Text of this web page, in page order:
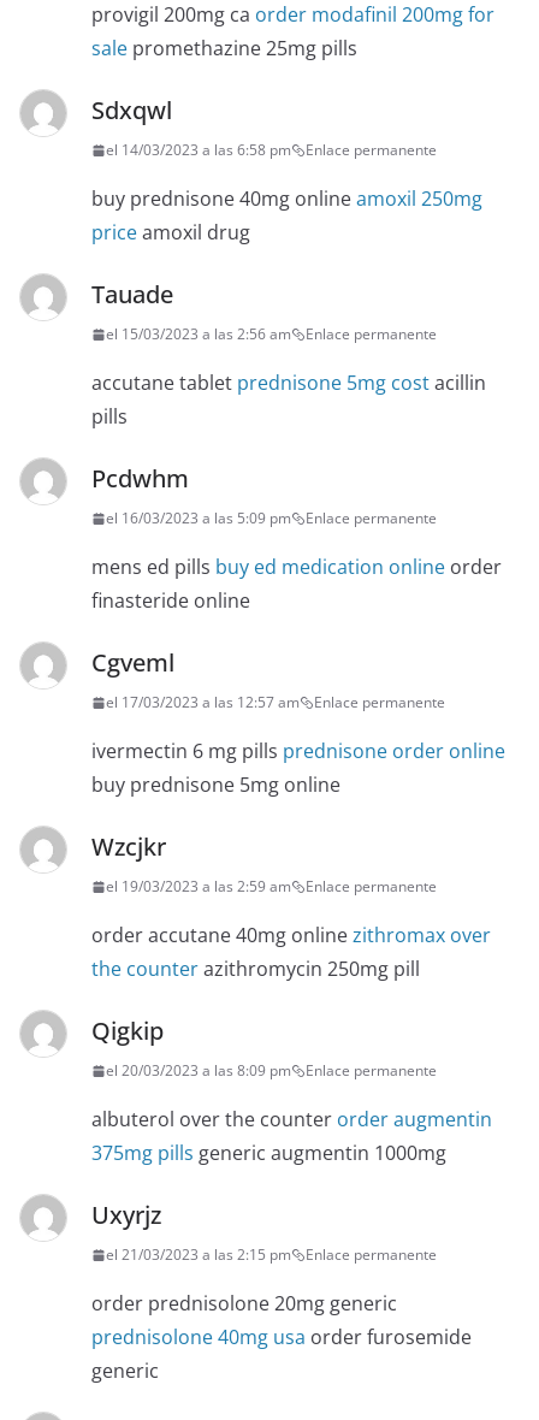
provigil 200mg ca order modafinil 200mg for
sale promethazine 25mg pills
Sdxqwl
el 14/03/2023 a las 6:58 pm Enlace permanente
buy prednisone 40mg onlineamoxil 250mg
priceamoxil drug
Tauade
el 15/03/2023 a las 2:56 am Enlace permanente
accutane tablet prednisone 5mg costacillin
pills
Pcdwhm
el 16/03/2023 a las 5:09 pm Enlace permanente
mens ed pills buy ed medication online order
finasteride online
Cgveml
el 17/03/2023 a las 12:57 am Enlace permanente
ivermectin 6 mg pills prednisone order online
buy prednisone 5mg online
Wzcjkr
el 19/03/2023 a las 2:59 am Enlace permanente
order accutane 40mg onlinezithromax over
the counterazithromycin 250mg pill
Qigkip
el 20/03/2023 a las 8:09 pm Enlace permanente
albuterol over the counter order augmentin
375mg pills generic augmentin 1000mg
Uxyrjz
el 21/03/2023 a las 2:15 pm Enlace permanente
order prednisolone 20mg generic
prednisolone 40mg usa order furosemide
generic